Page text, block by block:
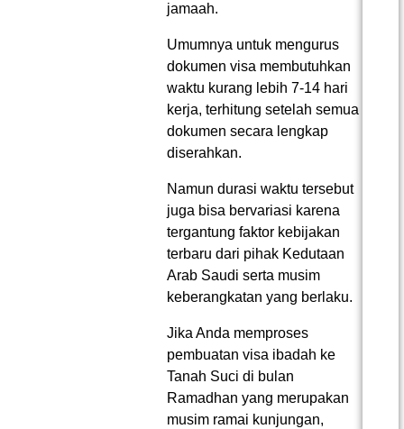
jamaah.
Umumnya untuk mengurus
dokumen visa membutuhkan
waktu kurang lebih 7-14 hari
kerja, terhitung setelah semua
dokumen secara lengkap
diserahkan.
Namun durasi waktu tersebut
juga bisa bervariasi karena
tergantung faktor kebijakan
terbaru dari pihak Kedutaan
Arab Saudi serta musim
keberangkatan yang berlaku.
Jika Anda memproses
pembuatan visa ibadah ke
Tanah Suci di bulan
Ramadhan yang merupakan
musim ramai kunjungan,